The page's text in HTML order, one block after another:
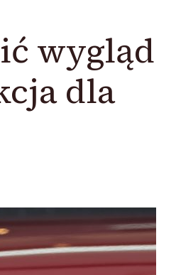
wygląd
dla